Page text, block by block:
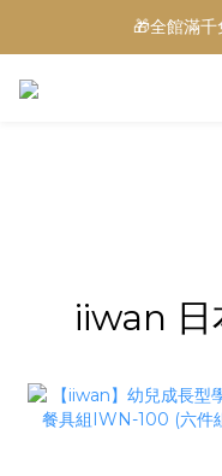
🎁全館滿
iiwan 日